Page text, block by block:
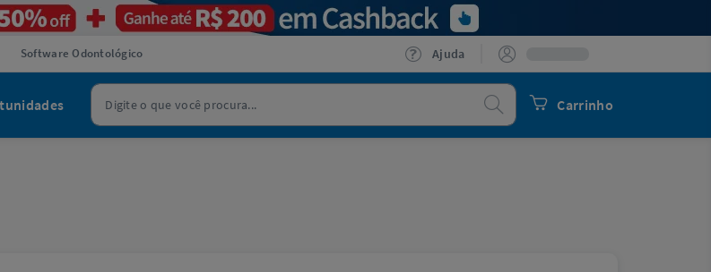
Software Odontológico Ajuda
Carrinho
Procurar